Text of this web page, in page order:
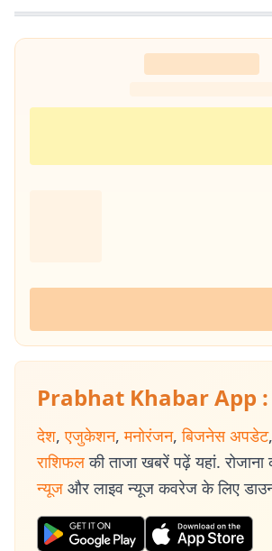
माध्यम से नागरिकों के पास तथ्यात्मक और सही सूचनाएँ,
कर रहा हूं.
Prabhat Khabar App :
देश, एजुकेशन, मनोरंजन, बिजनेस अपडेट,
राशिफल की ताजा खबरें पढ़ें यहां. रोजाना
न्यूज और लाइव न्यूज कवरेज के लिए